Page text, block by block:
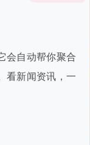
会自动帮你聚合
看新闻资讯，一